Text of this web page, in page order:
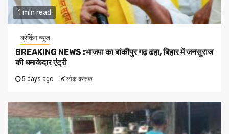
1 min read
ब्रेकिंग न्यूज
BREAKING NEWS :भाजपा का बांकीपुर गढ़ ढहा, बिहार में जनसुराज
की धमाकेदार एंट्री
5 days ago लोक दस्तक